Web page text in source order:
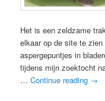
Het is een zeldzame
elkaar op de site te
aspergepuntjes in
tijdens mijn zoektocht
…Continue reading →